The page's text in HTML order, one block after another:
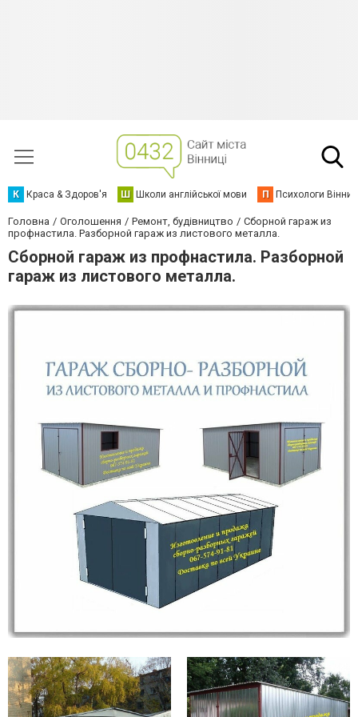
К Краса & Здоров'я Ш Школи англійської мови П Психологи
Головна Оголошення Ремонт, будівництво
Сборной гараж из
профнастила. Разборной гараж из листового металла.
Сборной гараж из профнастила. Разборной
гараж из листового металла.